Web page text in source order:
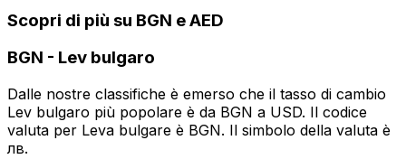
Scopri di più su BGN e AED
BGN - Lev bulgaro
Dalle nostre classifiche è emerso che il tasso di cambio
Lev bulgaro più popolare è da BGN a USD. Il codice
valuta per Leva bulgare è BGN. Il simbolo della valuta è
лв.